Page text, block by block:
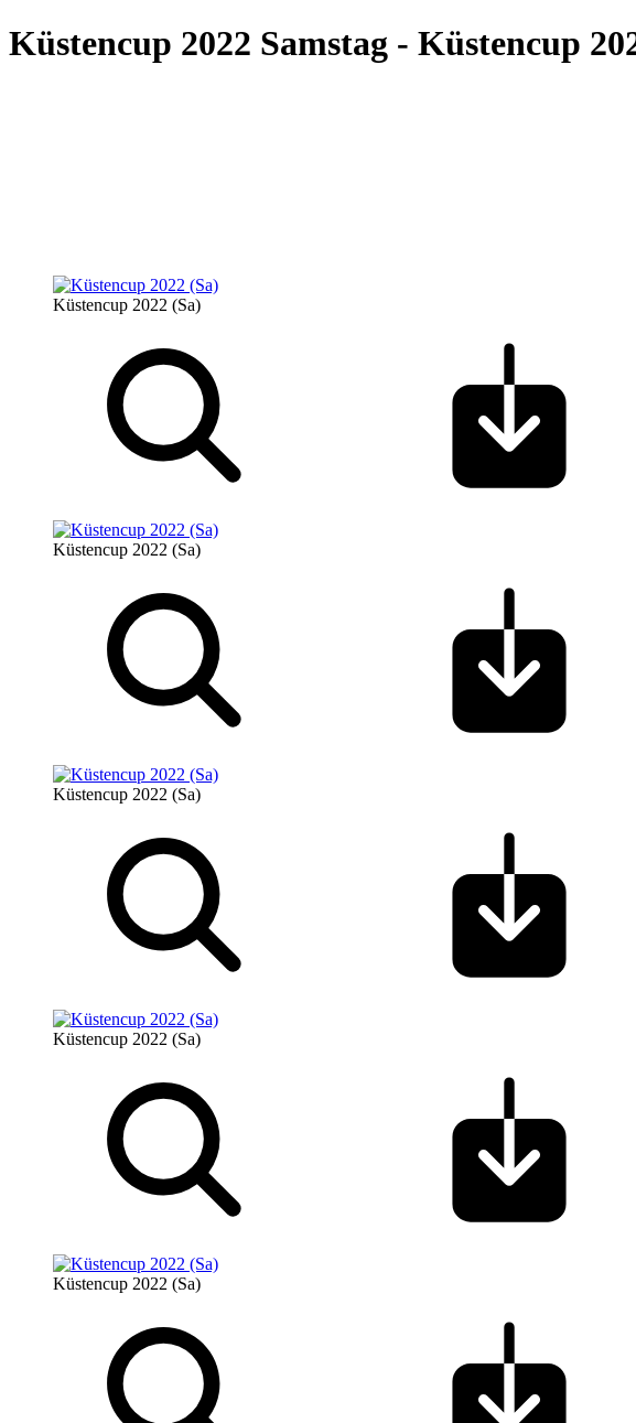
Küstencup 2022 Samstag - Küstencup
Küstencup 2022 (Sa)
Küstencup 2022 (Sa)
Küstencup 2022 (Sa)
Küstencup 2022 (Sa)
Küstencup 2022 (Sa)